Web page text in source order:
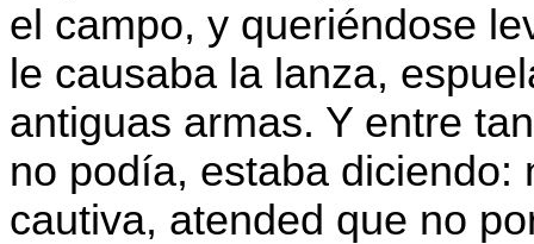
el campo, y queriéndose
le causaba la lanza,
antiguas armas. Y entre
no podía, estaba diciendo:
cautiva, atended que no